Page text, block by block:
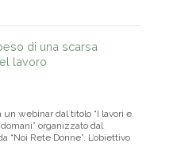
di una scarsa
lavoro
un webinar dal titolo “I lavori e
organizzato dal
Rete Donne”. L’obiettivo